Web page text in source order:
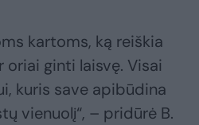
kartoms, ką reiškia
ginti laisvę. Visai
kuris save apibūdina
vienuolį“, – pridūrė B.